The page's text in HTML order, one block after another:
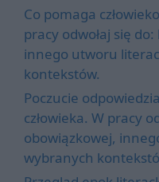
Co pomaga
pracy odwołaj się
innego utworu
kontekstów.
Poczucie
człowieka. W pracy
obowiązkowej,
wybranych